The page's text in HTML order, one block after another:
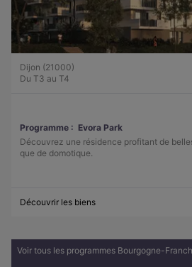
Dijon (21000)
Du T3 au T4
Programme : Evora Park
Découvrez une résidence profitant de
que de domotique.
Découvrir les biens
Voir tous les programmes Bourgogne-